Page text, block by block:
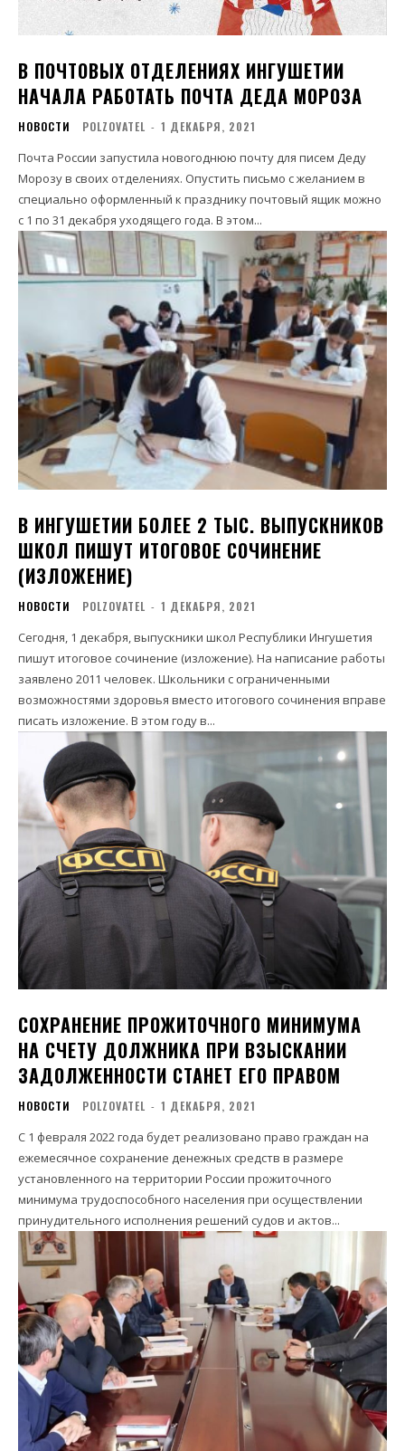
В ПОЧТОВЫХ ОТДЕЛЕНИЯХ ИНГУШЕТИИ
НАЧАЛА РАБОТАТЬ ПОЧТА ДЕДА МОРОЗА
НОВОСТИ POLZOVATEL - 1 ДЕКАБРЯ, 2021
Почта России запустила новогоднюю почту для писем Деду
Морозу в своих отделениях. Опустить письмо с желанием в
специально оформленный к празднику почтовый ящик можно
с 1 по 31 декабря уходящего года. В этом...
В ИНГУШЕТИИ БОЛЕЕ 2 ТЫС. ВЫПУСКНИКОВ
ШКОЛ ПИШУТ ИТОГОВОЕ СОЧИНЕНИЕ
(ИЗЛОЖЕНИЕ)
НОВОСТИ POLZOVATEL - 1 ДЕКАБРЯ, 2021
Сегодня, 1 декабря, выпускники школ Республики Ингушетия
пишут итоговое сочинение (изложение). На написание работы
заявлено 2011 человек. Школьники с ограниченными
возможностями здоровья вместо итогового сочинения вправе
писать изложение. В этом году в...
СОХРАНЕНИЕ ПРОЖИТОЧНОГО МИНИМУМА
НА СЧЕТУ ДОЛЖНИКА ПРИ ВЗЫСКАНИИ
ЗАДОЛЖЕННОСТИ СТАНЕТ ЕГО ПРАВОМ
НОВОСТИ POLZOVATEL - 1 ДЕКАБРЯ, 2021
С 1 февраля 2022 года будет реализовано право граждан на
ежемесячное сохранение денежных средств в размере
установленного на территории России прожиточного
минимума трудоспособного населения при осуществлении
принудительного исполнения решений судов и актов...